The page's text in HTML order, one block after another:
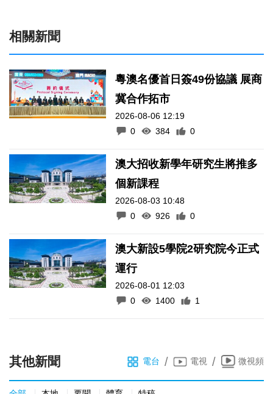
相關新聞
粵澳名優首日簽49份協議 展商
冀合作拓市
2026-08-06 12:19
0
384 0
澳大招收新學年研究生將推多
個新課程
2026-08-03 10:48
0
926 0
澳大新設5學院2研究院今正式
運行
2026-08-01 12:03
0
1400 1
其他新聞 電台 / 電視 / 微視頻